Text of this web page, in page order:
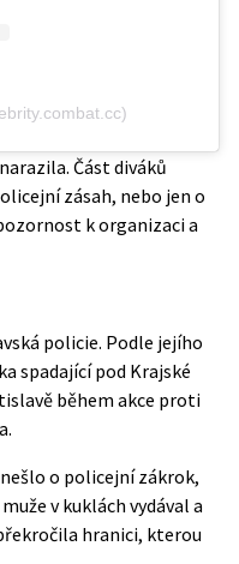
Část diváků
zásah, nebo jen o
k organizaci a
policie. Podle jejího
spadající pod Krajské
během akce proti
o policejní zákrok,
v kuklách vydával a
hranici, kterou